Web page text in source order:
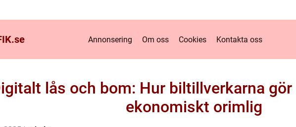
se Annonsering Om oss Cookies Kontakta oss
lås och bom: Hur biltillverkarna
ekonomiskt orimlig